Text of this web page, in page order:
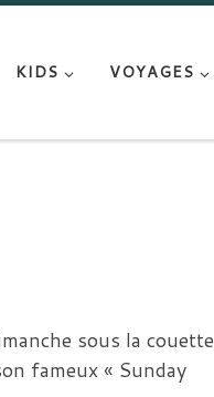
KIDS VOYAGES
sous la couette
fameux « Sunday